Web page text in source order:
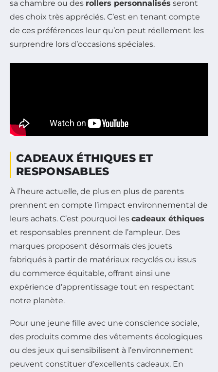
sa chambre ou des rollers personnalisés seront
des choix très appréciés. C’est en tenant compte
de ces préférences leur qu’on peut réellement les
surprendre lors d’occasions spéciales.
CADEAUX ÉTHIQUES ET
RESPONSABLES
À l’heure actuelle, de plus en plus de parents
prennent en compte l’impact environnemental de
leurs achats. C’est pourquoi les cadeaux éthiques
et responsables prennent de l’ampleur. Des
marques proposent désormais des jouets
fabriqués à partir de matériaux recyclés ou issus
du commerce équitable, offrant ainsi une
expérience d’apprentissage tout en respectant
notre planète.
Pour une jeune fille avec une conscience sociale,
des produits comme des vêtements écologiques
ou des jeux qui sensibilisent à l’environnement
peuvent constituer d’excellents cadeaux. En